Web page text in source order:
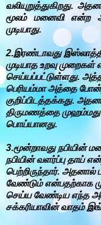
வலியுறுத்துகிறது.
மூலம் மனைவி என்ற
முடியாது.
2.இரண்டாவது
முடியாத உறவு
செய்யப்பட்டுள்ளது.
பெரியம்மா அத்தை
குறிப்பிடத்தக்கது.
திருமணத்தை
பொய்யானது.
3.மூன்றாவது நபியின்
நபியின் வளர்ப்பு தாய்
பெற்றிருந்தார்.
வேண்டும் என்பதற்காக
செய்ய வேண்டிய எந்த
சக்கரியாவின் வாதம்